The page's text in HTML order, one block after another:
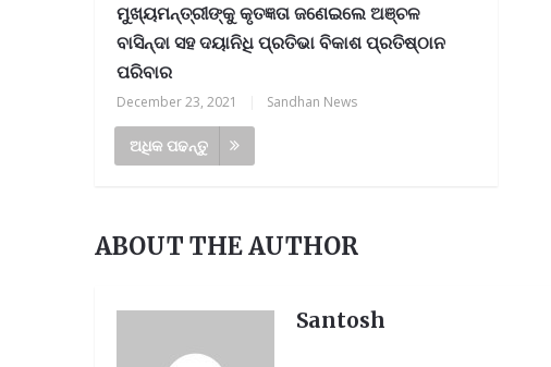
ମୁଖ୍ୟମନ୍ତ୍ରୀଙ୍କୁ କୃତଜ୍ଞତା ଜଣେଇଲେ ଅଞ୍ଚଳ
ବାସିନ୍ଦା ସହ ଦୟାନିଧି ପ୍ରତିଭା ବିକାଶ ପ୍ରତିଷ୍ଠାନ
ପରିବାର
December 23, 2021 Sandhan News
ଅଧିକ ପଢନ୍ତୁ
ABOUT THE AUTHOR
Santosh